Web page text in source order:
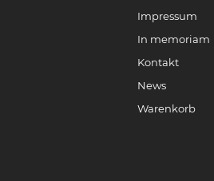
Impressum
In memoriam
Kontakt
News
Warenkorb